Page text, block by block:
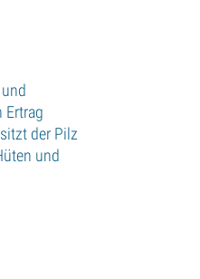
Ertrag
der Pilz
und